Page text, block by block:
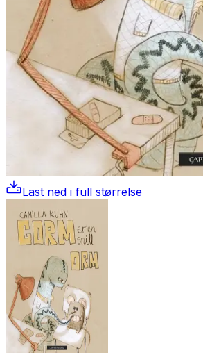
Last ned i full størrelse